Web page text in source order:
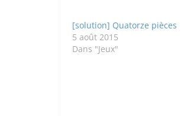
[solution] Quatorze pièces
5 août 2015
Dans "Jeux"